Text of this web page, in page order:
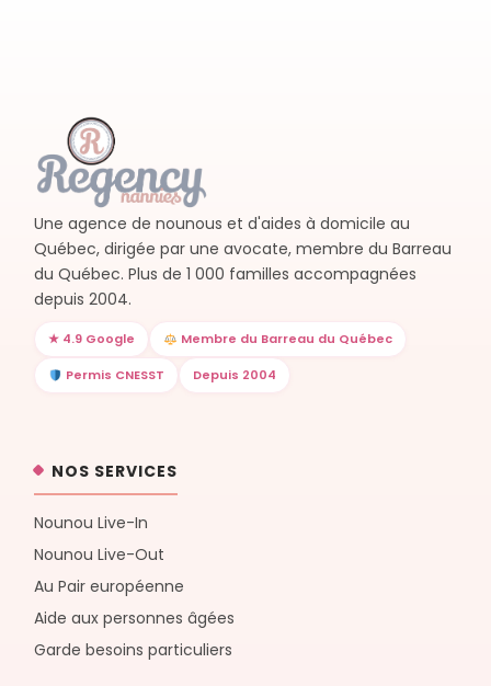
Une agence de nounous et d'aides à domicile au
Québec, dirigée par une avocate, membre du Barreau
du Québec. Plus de 1 000 familles accompagnées
depuis 2004.
★ 4.9 Google Membre du Barreau du Québec
Permis CNESST Depuis 2004
NOS SERVICES
Nounou Live-In
Nounou Live-Out
Au Pair européenne
Aide aux personnes âgées
Garde besoins particuliers